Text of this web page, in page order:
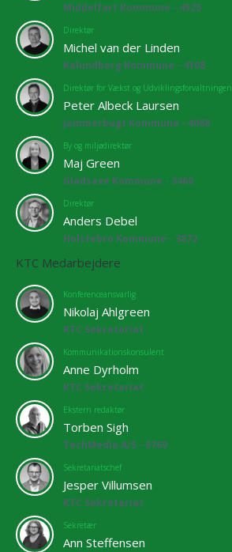
Middelfart Kommune - 4525
Direktør
Michel van der Linden
Kalundborg Kommune - 4108
Direktør for Vækst og Udviklingsforvaltningen
Peter Albeck Laursen
Jammerbugt Kommune - 4068
By og miljødirektør
Maj Green
Gladsaxe Kommune - 3460
Direktør
Anders Debel
Holstebro Kommune - 3872
KTC Medarbejdere
Konferenceansvarlig
Nikolaj Ahlgreen
KTC Sekretariat
Kommunikationskonsulent
Anne Dyrholm
KTC Sekretariat
Ekstern redaktør
Torben Sigh
TechMedia A/S - 6769
Sekretariatschef
Jesper Villumsen
KTC Sekretariat
Sekretær
Ann Steffensen